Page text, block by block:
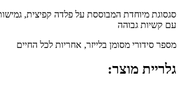
סגסוגת מיוחדת המבוססת על פלדה קפיצית,
עם קשיות גבוהה
מספר סידורי מסומן בלייזר, אחריות לכל החיים
גלריית מוצר: